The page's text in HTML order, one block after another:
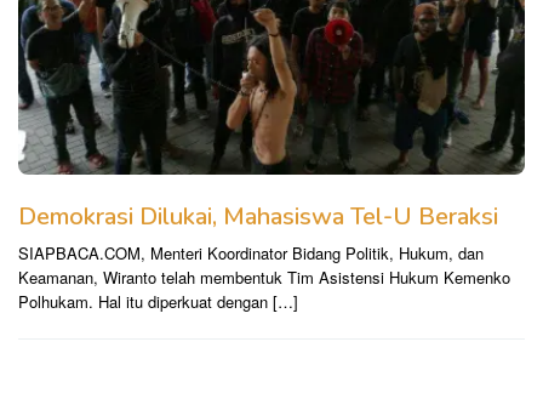
Demokrasi Dilukai, Mahasiswa Tel-U Beraksi
SIAPBACA.COM, Menteri Koordinator Bidang Politik, Hukum, dan
Keamanan, Wiranto telah membentuk Tim Asistensi Hukum Kemenko
Polhukam. Hal itu diperkuat dengan […]